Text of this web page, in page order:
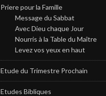
Priere pour la Famille
Message du Sabbat
Avec Dieu chaque Jour
Nourris à la Table du Maître
Levez vos yeux en haut
Etude du Trimestre Prochain
Etudes Bibliques